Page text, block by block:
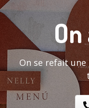
On se refait